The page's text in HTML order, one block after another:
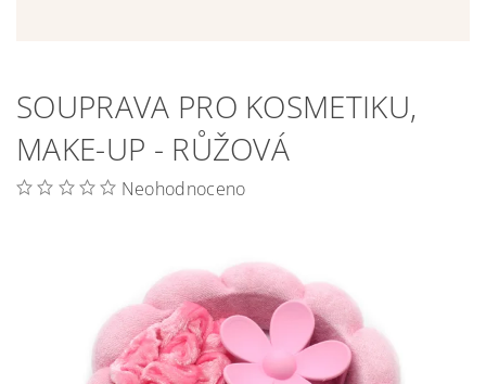
SOUPRAVA PRO KOSMETIKU,
MAKE-UP - RŮŽOVÁ
Neohodnoceno